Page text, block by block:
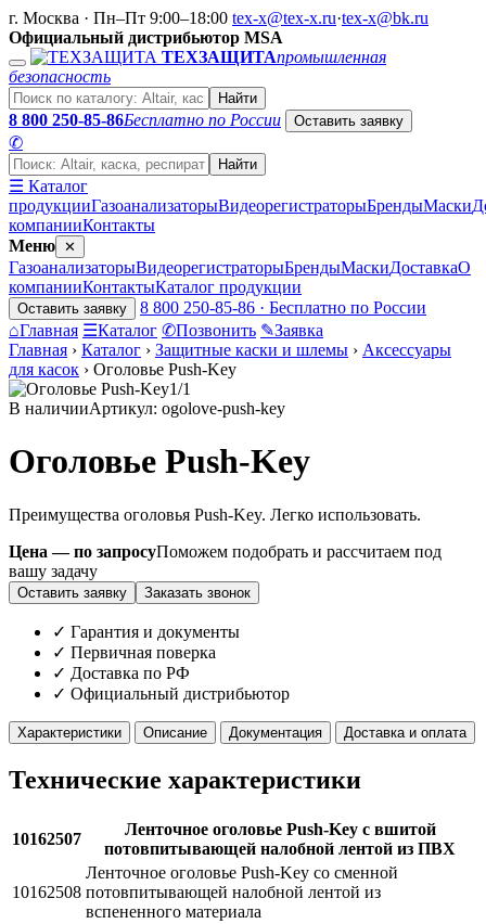
г. Москва · Пн–Пт 9:00–18:00 tex-x@tex-x.ru·tex-x@bk.ru
Официальный дистрибьютор MSA
ТЕХЗАЩИТАпромышленная
безопасность
Найти
8 800 250-85-86Бесплатно по России Оставить заявку
✆
Найти
☰ Каталог
продукцииГазоанализаторыВидеорегистраторыБрендыМаски
компанииКонтакты
Меню ✕
ГазоанализаторыВидеорегистраторыБрендыМаскиДоставкаО
компанииКонтактыКаталог продукции
Оставить заявку
8 800 250-85-86 · Бесплатно по России
⌂Главная ☰Каталог ✆Позвонить ✎Заявка
Главная › Каталог › Защитные каски и шлемы › Аксессуары
для касок › Оголовье Push-Key
1/1
В наличииАртикул: ogolove-push-key
Оголовье Push-Key
Преимущества оголовья Push-Key. Легко использовать.
Цена — по запросуПоможем подобрать и рассчитаем под
вашу задачу
Оставить заявку Заказать звонок
✓ Гарантия и документы
✓ Первичная поверка
✓ Доставка по РФ
✓ Официальный дистрибьютор
Характеристики Описание Документация Доставка и оплата
Технические характеристики
10162507
Ленточное оголовье Push-Key с вшитой
потовпитывающей налобной лентой из ПВХ
10162508
Ленточное оголовье Push-Key со сменной
потовпитывающей налобной лентой из
вспененного материала